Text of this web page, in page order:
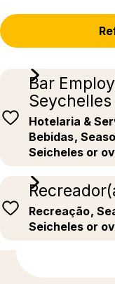
Bar
Hotelaria &
Bebidas,
Seicheles or
Recreação,
Seicheles or